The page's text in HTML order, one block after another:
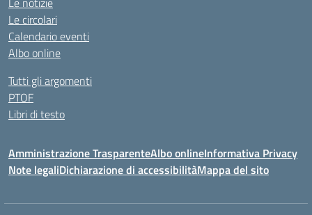
Le circolari
Calendario eventi
Albo online
Tutti gli argomenti
PTOF
Libri di testo
Amministrazione TrasparenteAlbo onlineInformativa Privacy
Note legaliDichiarazione di accessibilitàMappa del sito